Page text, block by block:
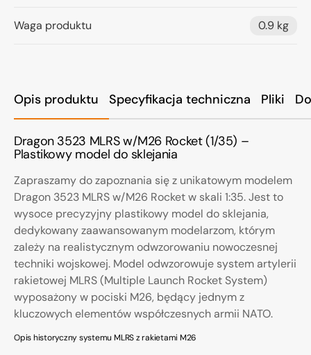
Opis produktu Specyfikacja techniczna Pliki
Dragon 3523 MLRS w/M26 Rocket (1/35) –
Plastikowy model do sklejania
Zapraszamy do zapoznania się z unikatowym modelem
Dragon 3523 MLRS w/M26 Rocket w skali 1:35. Jest to
wysoce precyzyjny plastikowy model do sklejania,
dedykowany zaawansowanym modelarzom, którym
zależy na realistycznym odwzorowaniu nowoczesnej
techniki wojskowej. Model odwzorowuje system artylerii
rakietowej MLRS (Multiple Launch Rocket System)
wyposażony w pociski M26, będący jednym z
kluczowych elementów współczesnych armii NATO.
Opis historyczny systemu MLRS z rakietami M26
Waga produktu 0.9 kg